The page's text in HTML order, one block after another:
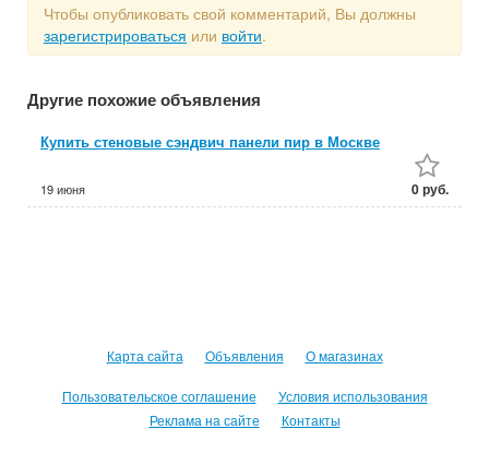
Чтобы опубликовать свой комментарий, Вы должны
зарегистрироваться или войти.
Другие похожие объявления
Купить стеновые сэндвич панели пир в Москве
19 июня 0 руб.
Карта сайта Объявления О магазинах
Пользовательское соглашение
Условия использования
Реклама на сайте
Контакты